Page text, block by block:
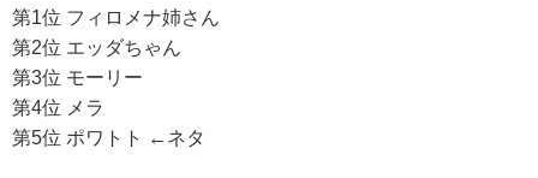
第1位 フィロメナ姉さん
第2位 エッダちゃん
第3位 モーリー
第4位 メラ
第5位 ポワトト ←ネタ